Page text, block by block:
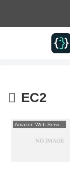
EC2
Amazon Web Services